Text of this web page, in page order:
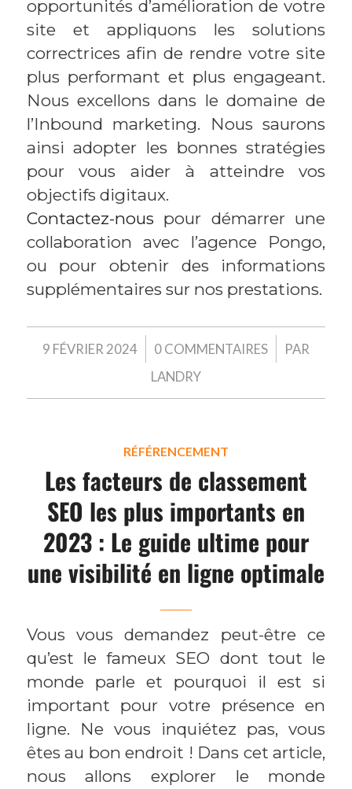
opportunités d’amélioration de votre
site et appliquons les solutions
correctrices afin de rendre votre site
plus performant et plus engageant.
Nous excellons dans le domaine de
l’Inbound marketing. Nous saurons
ainsi adopter les bonnes stratégies
pour vous aider à atteindre vos
objectifs digitaux.
Contactez-nous pour démarrer une
collaboration avec l’agence Pongo,
ou pour obtenir des informations
supplémentaires sur nos prestations.
9 FÉVRIER 2024
/ 0 COMMENTAIRES
/
PAR
LANDRY
RÉFÉRENCEMENT
Les facteurs de classement
SEO les plus importants en
2023 : Le guide ultime pour
une visibilité en ligne optimale
Vous vous demandez peut-être ce
qu’est le fameux SEO dont tout le
monde parle et pourquoi il est si
important pour votre présence en
ligne. Ne vous inquiétez pas, vous
êtes au bon endroit ! Dans cet article,
nous allons explorer le monde